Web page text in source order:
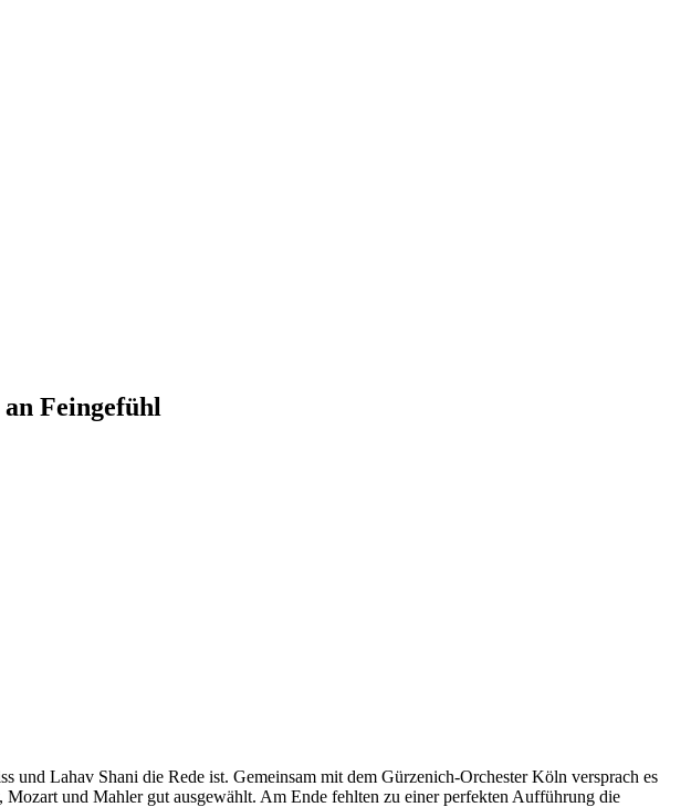
Feingefühl
und Lahav Shani die Rede ist. Gemeinsam mit dem Gürzenich-Orchester Köln versprach es
und Mahler gut ausgewählt. Am Ende fehlten zu einer perfekten Aufführung die